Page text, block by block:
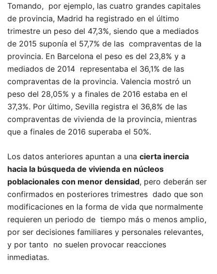
Tomando, por ejemplo, las cuatro grandes capitales
de provincia, Madrid ha registrado en el último
trimestre un peso del 47,3%, siendo que a mediados
de 2015 suponía el 57,7% de las compraventas de la
provincia. En Barcelona el peso es del 23,8% y a
mediados de 2014 representaba el 36,1% de las
compraventas de la provincia. Valencia mostró un
peso del 28,05% y a finales de 2016 estaba en el
37,3%. Por último, Sevilla registra el 36,8% de las
compraventas de vivienda de la provincia, mientras
que a finales de 2016 superaba el 50%.
Los datos anteriores apuntan a una cierta inercia
hacia la búsqueda de vivienda en núcleos
poblacionales con menor densidad, pero deberán ser
confirmados en posteriores trimestres dado que son
modificaciones en la forma de vida que normalmente
requieren un periodo de tiempo más o menos amplio,
por ser decisiones familiares y personales relevantes,
y por tanto no suelen provocar reacciones
inmediatas.